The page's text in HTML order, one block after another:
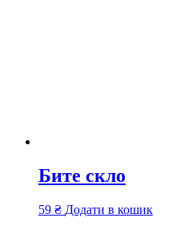
Бите скло
59 ₴ Додати в кошик